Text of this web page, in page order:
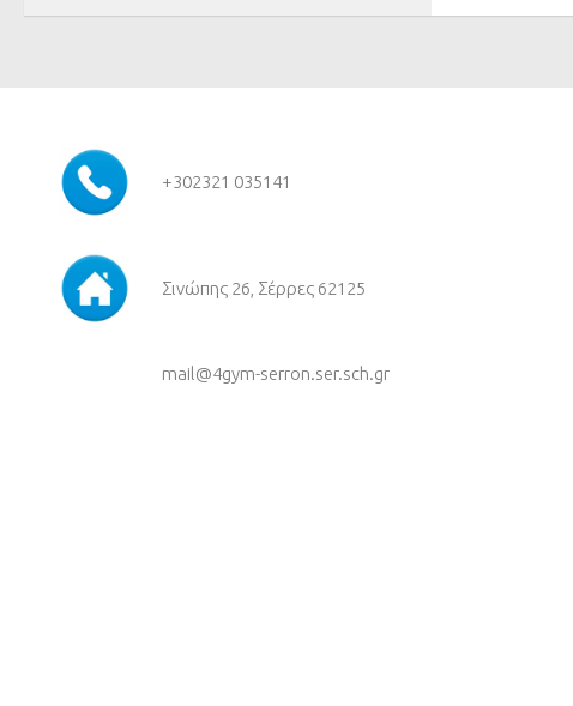
+302321 035141
Σινώπης 26, Σέρρες 62125
mail@4gym-serron.ser.sch.gr